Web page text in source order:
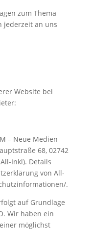
zum Thema
jederzeit an uns
Website bei
– Neue Medien
68, 02742
Inkl). Details
von All-
.
auf Grundlage
Wir haben ein
möglichst